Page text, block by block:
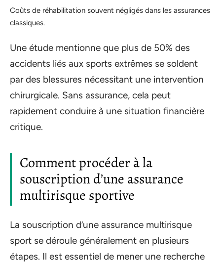
Coûts de réhabilitation souvent négligés dans les assurances
classiques.
Une étude mentionne que plus de 50% des
accidents liés aux sports extrêmes se soldent
par des blessures nécessitant une intervention
chirurgicale. Sans assurance, cela peut
rapidement conduire à une situation financière
critique.
Comment procéder à la
souscription d’une assurance
multirisque sportive
La souscription d’une assurance multirisque
sport se déroule généralement en plusieurs
étapes. Il est essentiel de mener une recherche